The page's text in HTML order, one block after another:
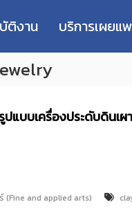
ติงาน บริการเผยแ
บบเครื่องประดับดินเผ
and applied arts)